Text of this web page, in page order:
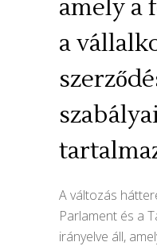
amely a
a
A változás
Parlament és a
irányelve áll,